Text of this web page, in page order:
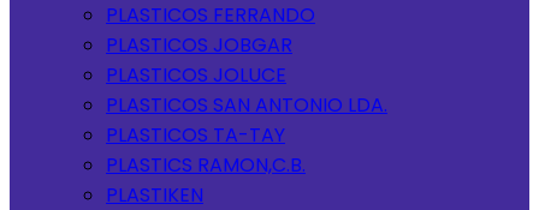
PLASTICOS FERRANDO
PLASTICOS JOBGAR
PLASTICOS JOLUCE
PLASTICOS SAN ANTONIO LDA.
PLASTICOS TA-TAY
PLASTICS RAMON,C.B.
PLASTIKEN